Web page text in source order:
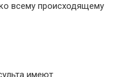
всему происходящему
имеют